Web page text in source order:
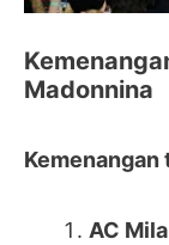
Madonnina
Kemenangan
AC